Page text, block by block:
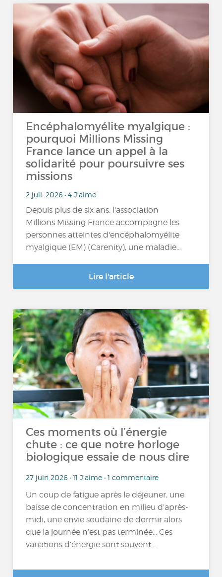
Encéphalomyélite myalgique :
pourquoi Millions Missing
France lance un appel à la
solidarité pour poursuivre ses
missions
2 juil. 2026 • 4 J'aime
Depuis plus de six ans, l'association
Millions Missing France accompagne les
personnes atteintes d'encéphalomyélite
myalgique (EM) (Carenity) , une maladie…
Lire l'article
Ces moments où l’énergie
chute : ce que notre horloge
biologique essaie de nous dire
27 juin 2026 • 11 J'aime • 1 commentaire
Un coup de fatigue après le déjeuner, une
baisse de concentration en milieu d’après-
midi, une envie soudaine de dormir alors
que la journée n’est pas terminée… Ces
variations d’énergie sont souvent...